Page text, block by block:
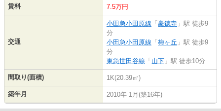
賃料 7.5万円
交通
小田急小田原線 「 豪徳寺 」駅 徒歩9
分
小田急小田原線 「 梅ヶ丘 」駅 徒歩9
分
東急世田谷線 「 山下 」駅 徒歩10分
間取り(面積) 1K(20.39㎡)
築年月 2010年 1月(築16年)